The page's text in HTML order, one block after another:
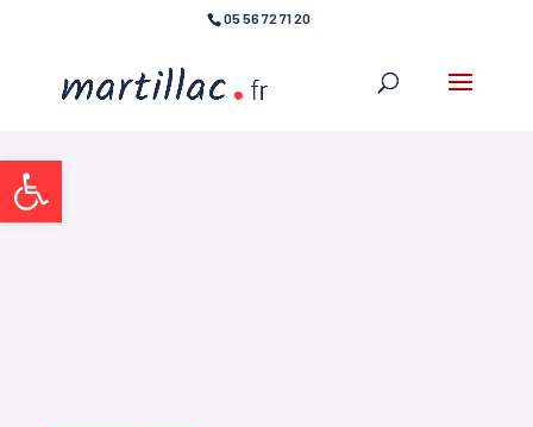
Ouvrir la barre d’outils
05 56 72 71 20